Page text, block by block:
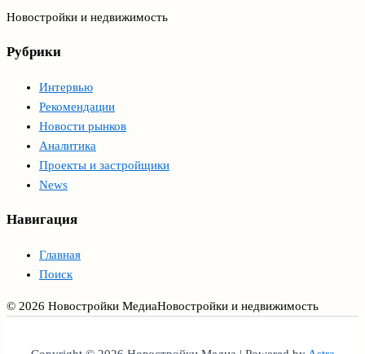
Новостройки и недвижимость
Рубрики
Интервью
Рекомендации
Новости рынков
Аналитика
Проекты и застройщики
News
Навигация
Главная
Поиск
© 2026 Новостройки МедиаНовостройки и недвижимость